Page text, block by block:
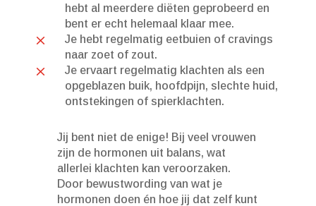
hebt al meerdere diëten geprobeerd en
bent er echt helemaal klaar mee.
M
Je hebt regelmatig eetbuien of cravings
naar zoet of zout.
M
Je ervaart regelmatig klachten als een
opgeblazen buik, hoofdpijn, slechte huid,
ontstekingen of spierklachten.
Jij bent niet de enige! Bij veel vrouwen
zijn de hormonen uit balans, wat
allerlei klachten kan veroorzaken.
Door bewustwording van wat je
hormonen doen én hoe jij dat zelf kunt